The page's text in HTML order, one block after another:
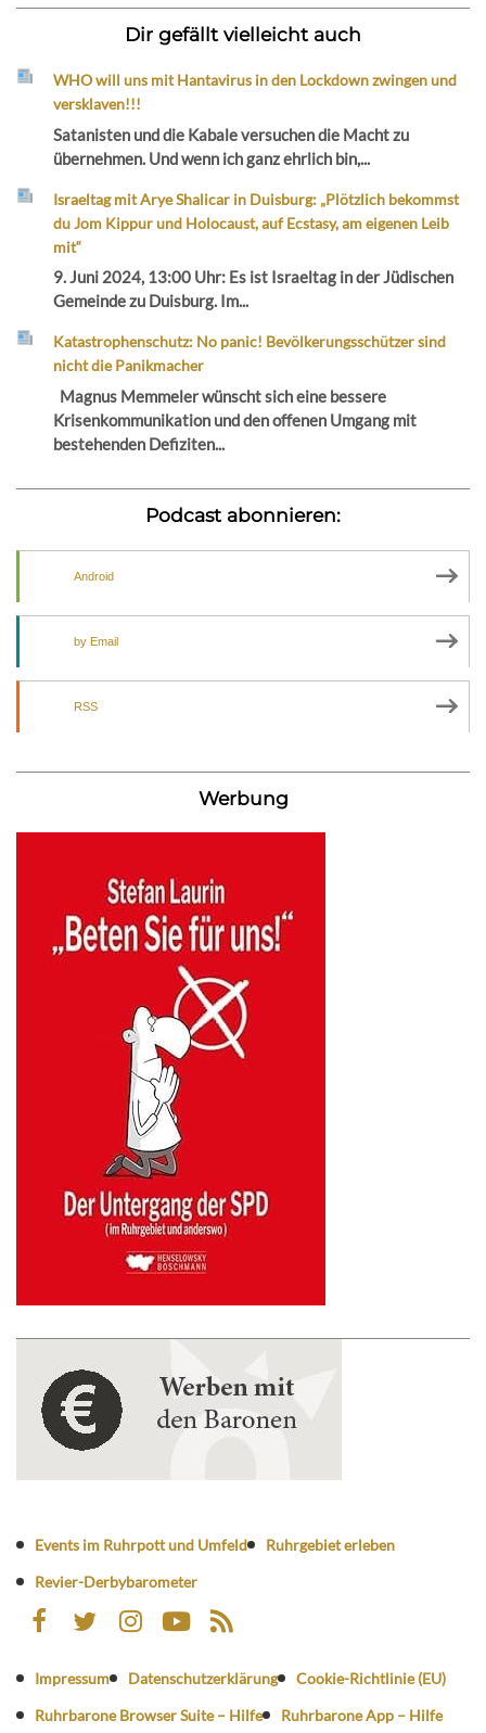
Dir gefällt vielleicht auch
WHO will uns mit Hantavirus in den Lockdown zwingen und
versklaven!!!
Satanisten und die Kabale versuchen die Macht zu
übernehmen. Und wenn ich ganz ehrlich bin,...
Israeltag mit Arye Shalicar in Duisburg: „Plötzlich bekommst
du Jom Kippur und Holocaust, auf Ecstasy, am eigenen Leib
mit“
9. Juni 2024, 13:00 Uhr: Es ist Israeltag in der Jüdischen
Gemeinde zu Duisburg. Im...
Katastrophenschutz: No panic! Bevölkerungsschützer sind
nicht die Panikmacher
Magnus Memmeler wünscht sich eine bessere
Krisenkommunikation und den offenen Umgang mit
bestehenden Defiziten...
Podcast abonnieren:
Android
by Email
RSS
Werbung
Events im Ruhrpott und Umfeld
Ruhrgebiet erleben
Revier-Derbybarometer
Impressum Datenschutzerklärung
Cookie-Richtlinie (EU)
Ruhrbarone Browser Suite – Hilfe
Ruhrbarone App – Hilfe